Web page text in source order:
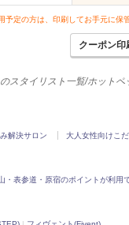
定の方は、印刷してお手元に保
クーポン印
スタイリスト一覧/ホット
解決サロン 大人女性向けこ
・表参道・原宿のポイントが利用